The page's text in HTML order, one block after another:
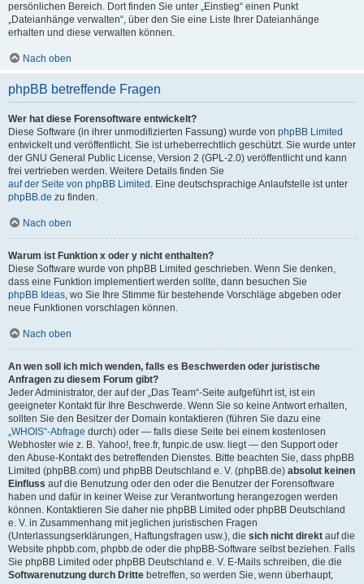
persönlichen Bereich. Dort finden Sie unter „Einstieg“ einen Punkt
„Dateianhänge verwalten“, über den Sie eine Liste Ihrer Dateianhänge
erhalten und diese verwalten können.
Nach oben
phpBB betreffende Fragen
Wer hat diese Forensoftware entwickelt?
Diese Software (in ihrer unmodifizierten Fassung) wurde von phpBB Limited
entwickelt und veröffentlicht. Sie ist urheberrechtlich geschützt. Sie wurde unter
der GNU General Public License, Version 2 (GPL-2.0) veröffentlicht und kann
frei vertrieben werden. Weitere Details finden Sie
auf der Seite von phpBB Limited . Eine deutschsprachige Anlaufstelle ist unter
phpBB.de zu finden.
Nach oben
Warum ist Funktion x oder y nicht enthalten?
Diese Software wurde von phpBB Limited geschrieben. Wenn Sie denken,
dass eine Funktion implementiert werden sollte, dann besuchen Sie
phpBB Ideas, wo Sie Ihre Stimme für bestehende Vorschläge abgeben oder
neue Funktionen vorschlagen können.
Nach oben
An wen soll ich mich wenden, falls es Beschwerden oder juristische
Anfragen zu diesem Forum gibt?
Jeder Administrator, der auf der „Das Team“-Seite aufgeführt ist, ist ein
geeigneter Kontakt für Ihre Beschwerde. Wenn Sie so keine Antwort erhalten,
sollten Sie den Besitzer der Domain kontaktieren (führen Sie dazu eine
„WHOIS“-Abfrage durch) oder — falls diese Seite bei einem kostenlosen
Webhoster wie z. B. Yahoo!, free.fr, funpic.de usw. liegt — den Support oder
den Abuse-Kontakt des betreffenden Dienstes. Bitte beachten Sie, dass phpBB
Limited (phpBB.com) und phpBB Deutschland e. V. (phpBB.de) absolut keinen
Einfluss auf die Benutzung oder den oder die Benutzer der Forensoftware
haben und dafür in keiner Weise zur Verantwortung herangezogen werden
können. Kontaktieren Sie daher nie phpBB Limited oder phpBB Deutschland
e. V. in Zusammenhang mit jeglichen juristischen Fragen
(Unterlassungserklärungen, Haftungsfragen usw.), die sich nicht direkt auf die
Website phpbb.com, phpbb.de oder die phpBB-Software selbst beziehen. Falls
Sie phpBB Limited oder phpBB Deutschland e. V. E-Mails schreiben, die die
Softwarenutzung durch Dritte betreffen, so werden Sie, wenn überhaupt,